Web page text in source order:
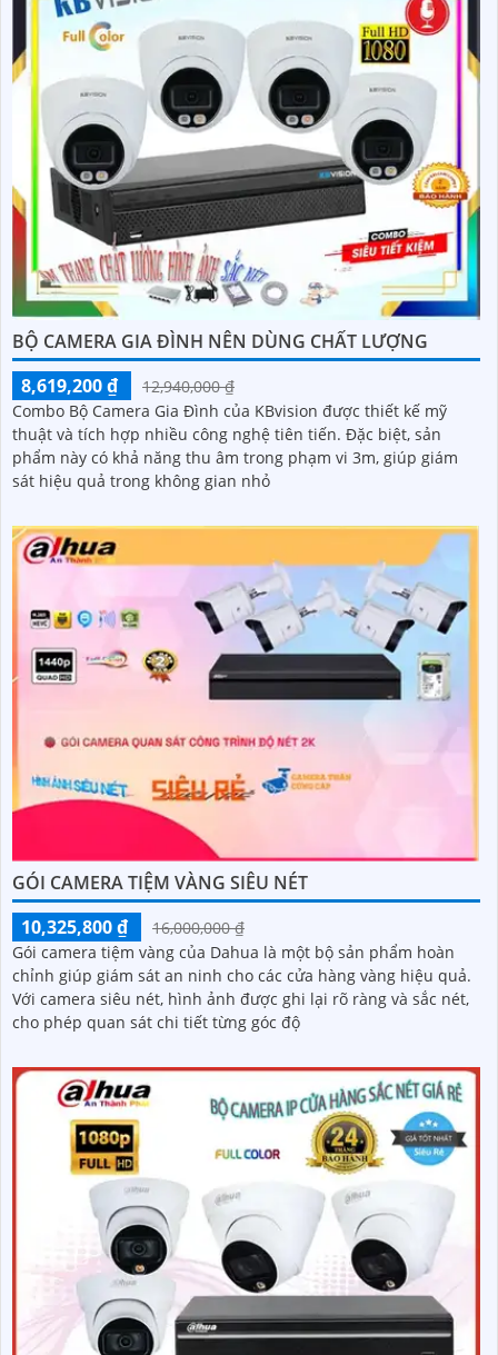
BỘ CAMERA GIA ĐÌNH NÊN DÙNG CHẤT LƯỢNG
8,619,200 ₫
12,940,000 ₫
Combo Bộ Camera Gia Đình của KBvision được thiết kế mỹ
thuật và tích hợp nhiều công nghệ tiên tiến. Đặc biệt, sản
phẩm này có khả năng thu âm trong phạm vi 3m, giúp giám
sát hiệu quả trong không gian nhỏ
GÓI CAMERA TIỆM VÀNG SIÊU NÉT
10,325,800 ₫
16,000,000 ₫
Gói camera tiệm vàng của Dahua là một bộ sản phẩm hoàn
chỉnh giúp giám sát an ninh cho các cửa hàng vàng hiệu quả.
Với camera siêu nét, hình ảnh được ghi lại rõ ràng và sắc nét,
cho phép quan sát chi tiết từng góc độ